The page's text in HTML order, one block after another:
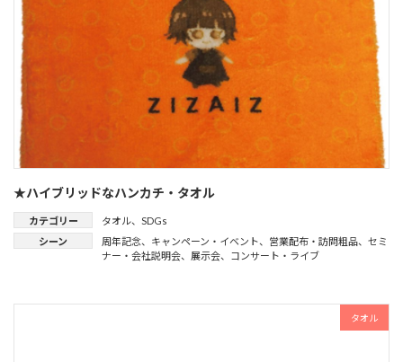
★ハイブリッドなハンカチ・タオル
カテゴリー タオル、 SDGs
シーン
周年記念、 キャンペーン・イベント、 営業配布・訪問粗品、 セミ
ナー・会社説明会、 展示会、 コンサート・ライブ
タオル